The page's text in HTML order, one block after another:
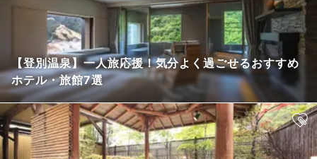
【登別温泉】一人旅応援！気分よく過ごせるおすすめ
ホテル・旅館7選